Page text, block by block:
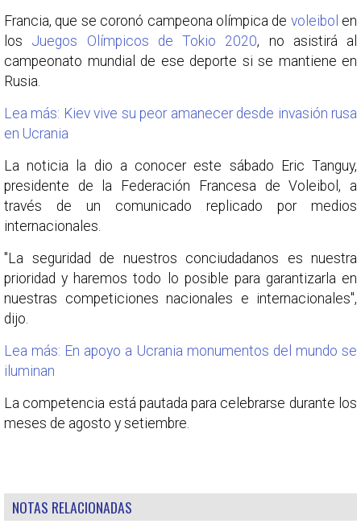
Francia, que se coronó campeona olímpica de voleibol en
los Juegos Olímpicos de Tokio 2020, no asistirá al
campeonato mundial de ese deporte si se mantiene en
Rusia.
Lea más: Kiev vive su peor amanecer desde invasión rusa
en Ucrania
La noticia la dio a conocer este sábado Eric Tanguy,
presidente de la Federación Francesa de Voleibol, a
través de un comunicado replicado por medios
internacionales.
"La seguridad de nuestros conciudadanos es nuestra
prioridad y haremos todo lo posible para garantizarla en
nuestras competiciones nacionales e internacionales",
dijo.
Lea más: En apoyo a Ucrania monumentos del mundo se
iluminan
La competencia está pautada para celebrarse durante los
meses de agosto y setiembre.
NOTAS RELACIONADAS